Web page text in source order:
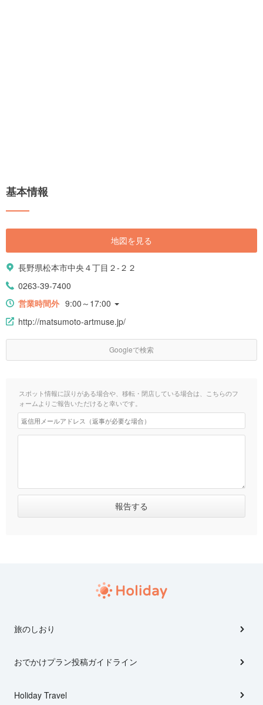
基本情報
地図を見る
長野県松本市中央４丁目２-２２
0263-39-7400
営業時間外 9:00～17:00
http://matsumoto-artmuse.jp/
Googleで検索
スポット情報に誤りがある場合や、移転・閉店している場合は、こちらのフ
ォームよりご報告いただけると幸いです。
旅のしおり
おでかけプラン投稿ガイドライン
Holiday Travel